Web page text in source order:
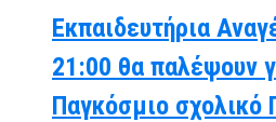
Εκπαιδευτήρια
21:00 θα παλέψουν
Παγκόσμιο